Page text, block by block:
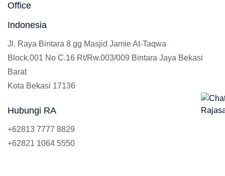
Office
Indonesia
Jl. Raya Bintara 8 gg Masjid Jamie At-Taqwa
Block.001 No C.16 Rt/Rw.003/009 Bintara Jaya Bekasi
Barat
Kota Bekasi 17136
Hubungi RA
+62813 7777 8829
+62821 1064 5550